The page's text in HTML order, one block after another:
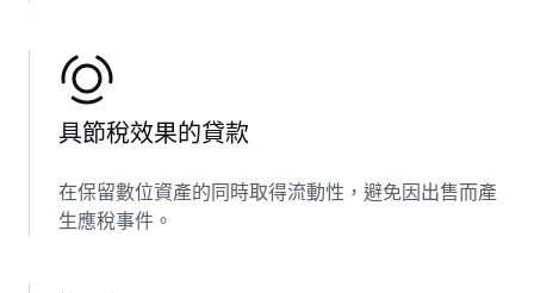
具節稅效果的貸款
在保留數位資產的同時取得流動性，避免因出售而產
生應稅事件。